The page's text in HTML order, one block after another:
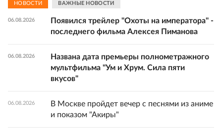
НОВОСТИ ВАЖНЫЕ НОВОСТИ
06.08.2026
Появился трейлер "Охоты на императора" -
последнего фильма Алексея Пиманова
06.08.2026
Названа дата премьеры полнометражного
мультфильма "Ум и Хрум. Сила пяти
вкусов"
06.08.2026
В Москве пройдет вечер с песнями из аниме
и показом "Акиры"